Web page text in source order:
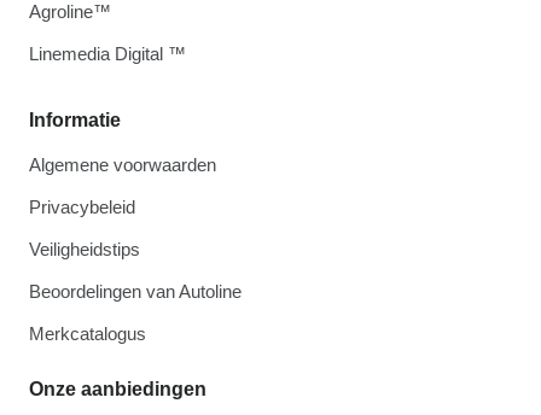
Informatie
Algemene voorwaarden
Privacybeleid
Veiligheidstips
Beoordelingen van Autoline
Merkcatalogus
Onze aanbiedingen
Agroline™
Linemedia Digital ™